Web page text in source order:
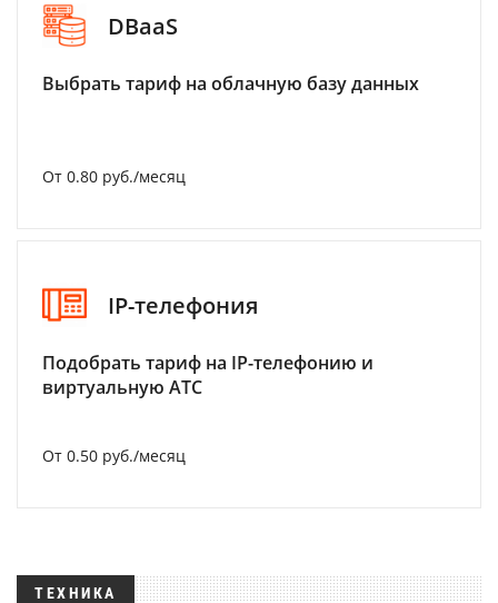
DBaaS
Выбрать тариф на облачную базу данных
От 0.80 руб./месяц
IP-телефония
Подобрать тариф на IP-телефонию и
виртуальную АТС
От 0.50 руб./месяц
ТЕХНИКА